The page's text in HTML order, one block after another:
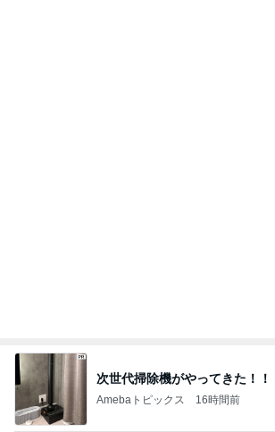
一緒にいたくない夫との誕生日
Amebaトピックス 1日前